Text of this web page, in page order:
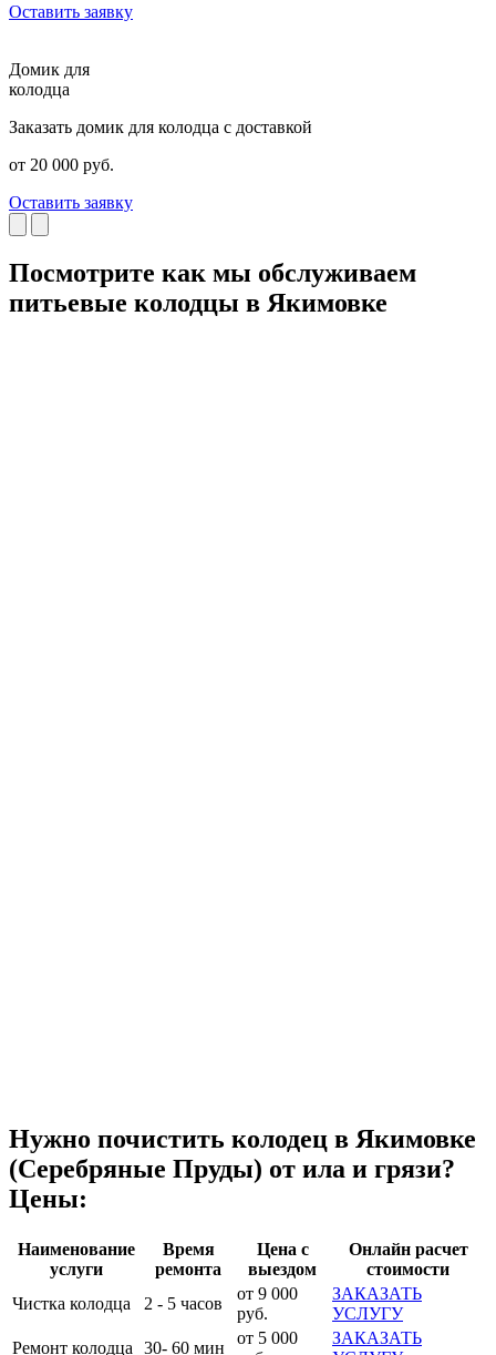
Оставить заявку
Домик для
колодца
Заказать домик для колодца с доставкой
от 20 000 руб.
Оставить заявку
Посмотрите как мы обслуживаем
питьевые колодцы в Якимовке
Нужно почистить колодец в Якимовке
(Серебряные Пруды) от ила и грязи?
Цены:
Наименование
услуги
Время
ремонта
Цена с
выездом
Онлайн расчет
стоимости
Чистка колодца
2 - 5 часов
от 9 000
руб.
ЗАКАЗАТЬ
УСЛУГУ
Ремонт колодца
30- 60 мин
от 5 000
ЗАКАЗАТЬ